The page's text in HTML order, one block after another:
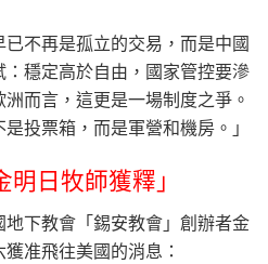
不再是孤立的交易，而是中國
穩定高於自由，國家管控要滲
而言，這更是一場制度之爭。
投票箱，而是軍營和機房。」
明日牧師獲釋」
地下教會「錫安教會」創辦者金
准飛往美國的消息：